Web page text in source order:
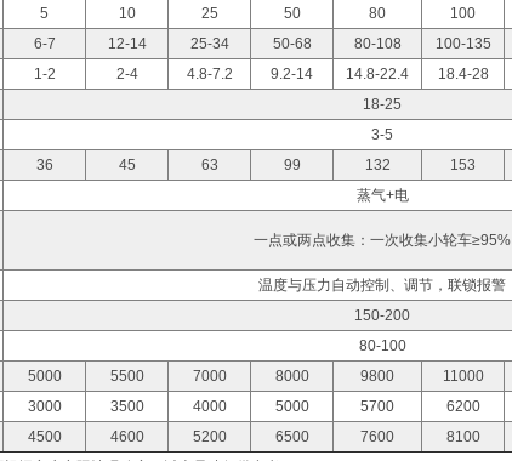
5 10 25 50 80 100
6-7 12-14 25-34 50-68 80-108 100-135
1-2 2-4 4.8-7.2 9.2-14 14.8-22.4 18.4-28
18-25
3-5
36 45 63 99 132 153
蒸气+电
一点或两点收集：一次收集小轮车≥95%
温度与压力自动控制、调节，联锁报警
150-200
80-100
5000 5500 7000 8000 9800 11000
3000 3500 4000 5000 5700 6200
4500 4600 5200 6500 7600 8100